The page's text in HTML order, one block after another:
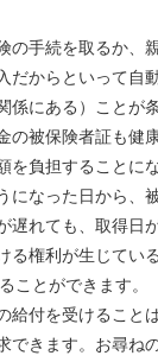
手続を取るか、
だからといって自
にある）ことが
被保険者証も健
負担することにな
なった日から、
遅れても、取得日
る権利が生じてい
ことができます。
付を受けること
できます。お尋ね